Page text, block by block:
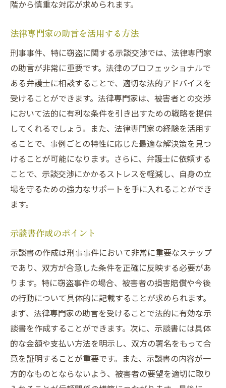
被害者との和解を通じた示談の進展
被害者の心情に寄り添う示談の方法
埼玉県における和解成功事例の考察
示談による被害者への補償とその影響
感情的障壁を乗り越えた示談実施術
法律専門家のアドバイスで窃盗事件の示談をス
ムーズに進める方法
専門家が提供する示談交渉のアドバイスポ
イント
示談の進行を左右する法律的アドバンテー
ジ
法律的視点からの示談書作成手法
スムーズな示談成立に向けた専門家の助力
埼玉県での窃盗事件解決に向けた示談交渉のポ
イント
埼玉県特有の窃盗事件解決のポイント
示談交渉の成功に必要な要素
事前準備が示談結果に与える影響
地域に適した示談交渉戦略
示談交渉における効果的なコミュニケーシ
階から慎重な対応が求められます。
法律専門家の助言を活用する方法
刑事事件、特に窃盗に関する示談交渉では、法律専門家
の助言が非常に重要です。法律のプロフェッショナルで
ある弁護士に相談することで、適切な法的アドバイスを
受けることができます。法律専門家は、被害者との交渉
において法的に有利な条件を引き出すための戦略を提供
してくれるでしょう。また、法律専門家の経験を活用す
ることで、事例ごとの特性に応じた最適な解決策を見つ
けることが可能になります。さらに、弁護士に依頼する
ことで、示談交渉にかかるストレスを軽減し、自身の立
場を守るための強力なサポートを手に入れることができ
ます。
示談書作成のポイント
示談書の作成は刑事事件において非常に重要なステップ
であり、双方が合意した条件を正確に反映する必要があ
ります。特に窃盗事件の場合、被害者の損害賠償や今後
の行動について具体的に記載することが求められます。
まず、法律専門家の助言を受けることで法的に有効な示
談書を作成することができます。次に、示談書には具体
的な金額や支払い方法を明示し、双方の署名をもって合
意を証明することが重要です。また、示談書の内容が一
方的なものとならないよう、被害者の要望を適切に取り